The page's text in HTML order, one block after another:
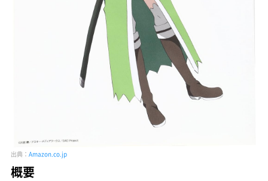
出典： Amazon.co.jp
概要